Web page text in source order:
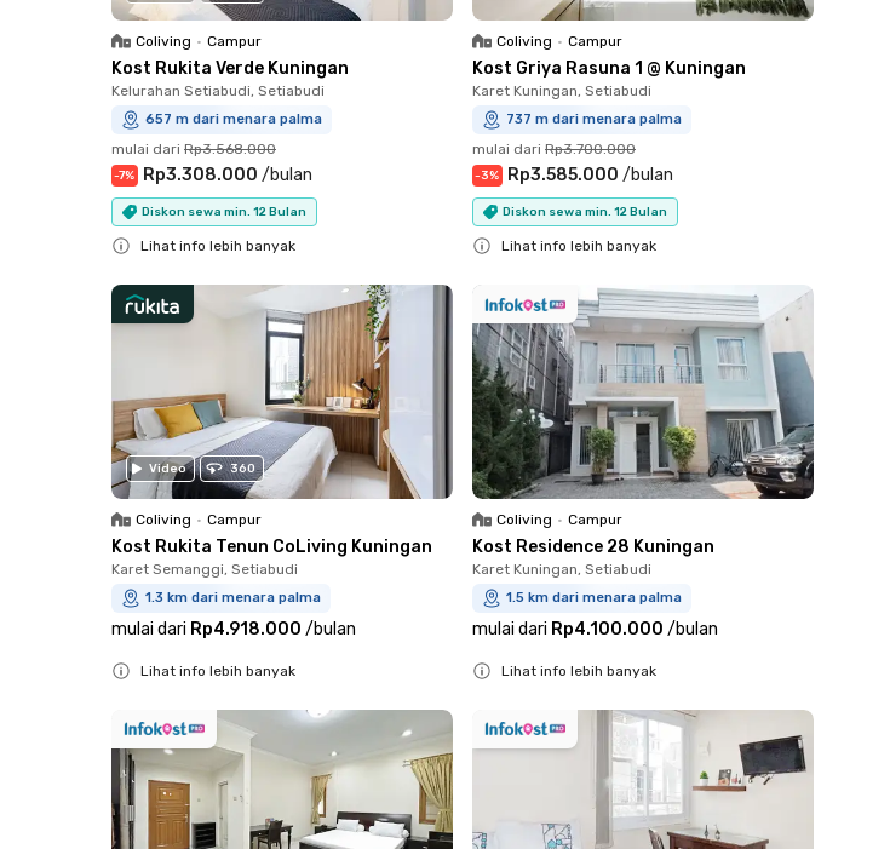
Coliving • Campur
Kost Rukita Verde Kuningan
Kelurahan Setiabudi, Setiabudi
657 m dari menara palma
mulai dari Rp3.568.000
-7% Rp3.308.000 /bulan
Diskon sewa min. 12 Bulan
Lihat info lebih banyak
Coliving • Campur
Kost Griya Rasuna 1 @ Kuningan
Karet Kuningan, Setiabudi
737 m dari menara palma
mulai dari Rp3.700.000
-3% Rp3.585.000 /bulan
Diskon sewa min. 12 Bulan
Lihat info lebih banyak
Video 360
Coliving • Campur
Kost Rukita Tenun CoLiving Kuningan
Karet Semanggi, Setiabudi
1.3 km dari menara palma
mulai dari Rp4.918.000 /bulan
Lihat info lebih banyak
Coliving • Campur
Kost Residence 28 Kuningan
Karet Kuningan, Setiabudi
1.5 km dari menara palma
mulai dari Rp4.100.000 /bulan
Lihat info lebih banyak